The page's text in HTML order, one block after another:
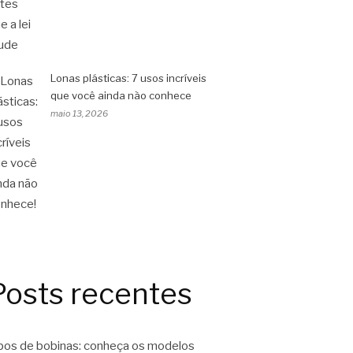
Lonas plásticas: 7 usos incríveis
que você ainda não conhece
maio 13, 2026
recentes
de bobinas: conheça os modelos